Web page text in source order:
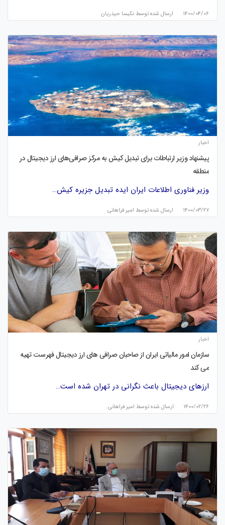
۱۴۰۰/۰۴/۰۶ ارسال شده توسط نكيسا حيدريان
اخبار
پیشنهاد وزیر ارتباطات برای تبدیل کیش به مرکز صرافی‌های ارز دیجیتال در
منطقه
وزیر فناوری اطلاعات ایران ایده تبدیل جزیره کیش…
۱۴۰۰/۰۳/۲۷ ارسال شده توسط امیر فراهانی
اخبار
سازمان امور مالیاتی ایران از صاحبان صرافی های ارز دیجیتال فهرست تهیه
می کند
ارزهای دیجیتال باعث نگرانی در تهران شده است…
۱۴۰۰/۰۲/۲۶ ارسال شده توسط امیر فراهانی